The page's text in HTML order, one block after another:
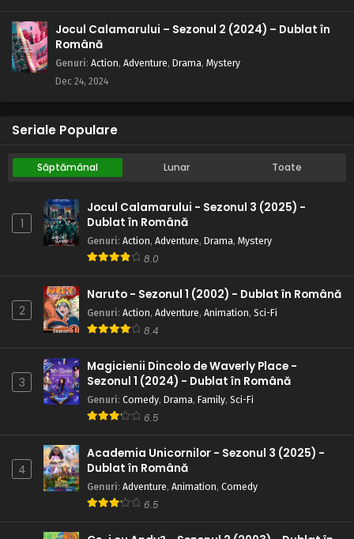
Jocul Calamarului – Sezonul 2 (2024) – Dublat în
Română
Genuri: Action, Adventure, Drama, Mystery
Dec 24, 2024
Seriale Populare
Săptămânal Lunar Toate
1
Jocul Calamarului - Sezonul 3 (2025) -
Dublat în Română
Genuri: Action, Adventure, Drama, Mystery
8.0
2
Naruto - Sezonul 1 (2002) - Dublat în Română
Genuri: Action, Adventure, Animation, Sci-Fi
8.4
3
Magicienii Dincolo de Waverly Place -
Sezonul 1 (2024) - Dublat în Română
Genuri: Comedy, Drama, Family, Sci-Fi
6.5
4
Academia Unicornilor - Sezonul 3 (2025) -
Dublat în Română
Genuri: Adventure, Animation, Comedy
6.5